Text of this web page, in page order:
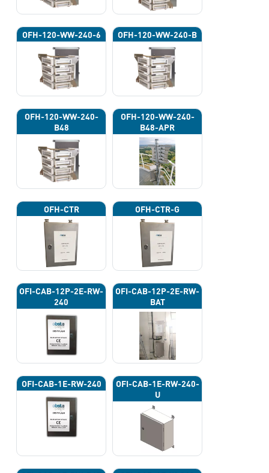
OFH-120-WW-240-6 OFH-120-WW-240-B
OFH-120-WW-240-
B48
OFH-120-WW-240-
B48-APR
OFH-CTR OFH-CTR-G
OFI-CAB-12P-2E-RW-
240
OFI-CAB-12P-2E-RW-
BAT
OFI-CAB-1E-RW-240
OFI-CAB-1E-RW-240-
U